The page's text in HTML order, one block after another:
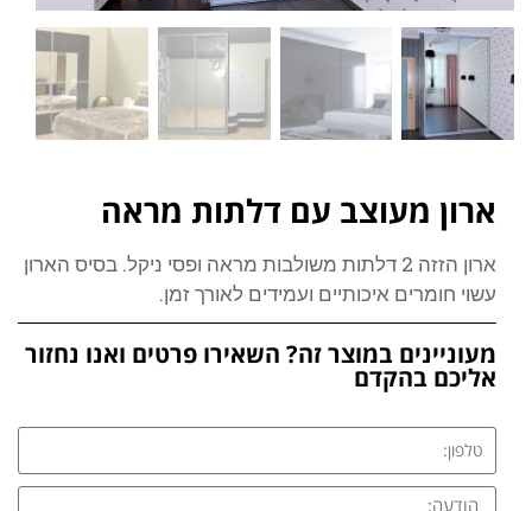
ארון מעוצב עם דלתות מראה
ארון הזזה 2 דלתות משולבות מראה ופסי ניקל. בסיס הארון
עשוי חומרים איכותיים ועמידים לאורך זמן.
מעוניינים במוצר זה? השאירו פרטים ואנו נחזור
אליכם בהקדם